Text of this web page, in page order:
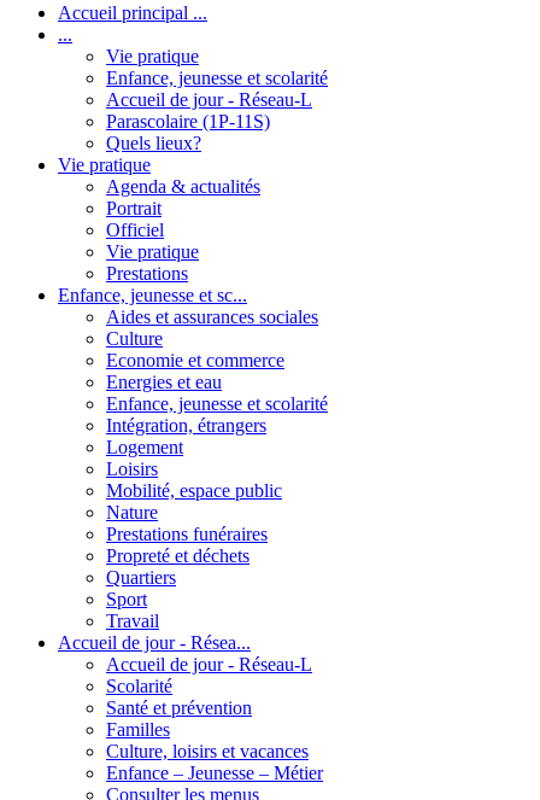
Accueil principal ...
...
Vie pratique
Enfance, jeunesse et scolarité
Accueil de jour - Réseau-L
Parascolaire (1P-11S)
Quels lieux?
Vie pratique
Agenda & actualités
Portrait
Officiel
Vie pratique
Prestations
Enfance, jeunesse et sc...
Aides et assurances sociales
Culture
Economie et commerce
Energies et eau
Enfance, jeunesse et scolarité
Intégration, étrangers
Logement
Loisirs
Mobilité, espace public
Nature
Prestations funéraires
Propreté et déchets
Quartiers
Sport
Travail
Accueil de jour - Résea...
Accueil de jour - Réseau-L
Scolarité
Santé et prévention
Familles
Culture, loisirs et vacances
Enfance – Jeunesse – Métier
Consulter les menus